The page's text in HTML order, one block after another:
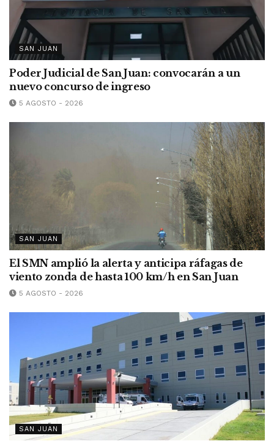
SAN JUAN
Poder Judicial de San Juan: convocarán a un
nuevo concurso de ingreso
5 AGOSTO - 2026
SAN JUAN
El SMN amplió la alerta y anticipa ráfagas de
viento zonda de hasta 100 km/h en San Juan
5 AGOSTO - 2026
SAN JUAN